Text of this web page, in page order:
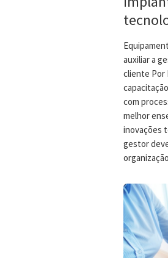
auxiliar a
cliente Por
com
melhor
inovações
gestor